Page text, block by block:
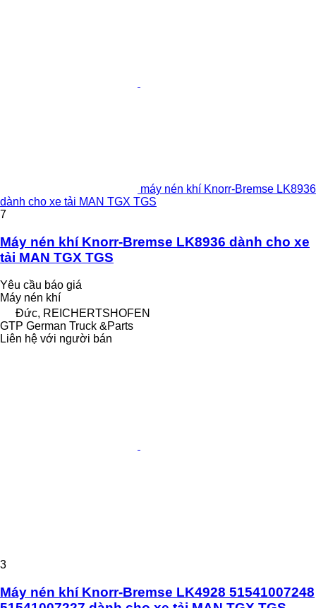
máy nén khí Knorr-Bremse LK8936
dành cho xe tải MAN TGX TGS
7
Máy nén khí Knorr-Bremse LK8936 dành cho xe
tải MAN TGX TGS
Yêu cầu báo giá
Máy nén khí
Đức, REICHERTSHOFEN
GTP German Truck &Parts
Liên hệ với người bán
3
Máy nén khí Knorr-Bremse LK4928 51541007248